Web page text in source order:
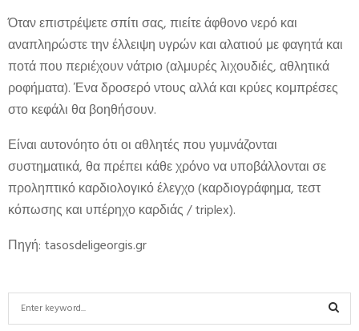
Όταν επιστρέψετε σπίτι σας, πιείτε άφθονο νερό και
αναπληρώστε την έλλειψη υγρών και αλατιού με φαγητά και
ποτά που περιέχουν νάτριο (αλμυρές λιχουδιές, αθλητικά
ροφήματα). Ένα δροσερό ντους αλλά και κρύες κομπρέσες
στο κεφάλι θα βοηθήσουν.
Είναι αυτονόητο ότι οι αθλητές που γυμνάζονται
συστηματικά, θα πρέπει κάθε χρόνο να υποβάλλονται σε
προληπτικό καρδιολογικό έλεγχο (καρδιογράφημα, τεστ
κόπωσης και υπέρηχο καρδιάς / triplex).
Πηγή: tasosdeligeorgis.gr